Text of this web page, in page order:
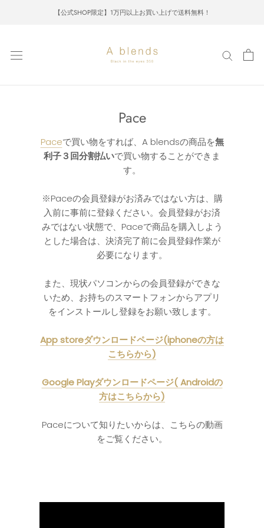
【公式SHOP限定】1万円以上お買い上げで送料無料！
Pace
Paceで買い物をすれば、A blendsの商品を無
利子３回分割払いで買い物することができま
す。
※Paceの会員登録がお済みではない方は、購
入前に事前に登録ください。会員登録がお済
みではない状態で、Paceで商品を購入しよう
とした場合は、決済完了前に会員登録作業が
必要になります。
また、現状パソコンからの会員登録ができな
いため、お持ちのスマートフォンからアプリ
をインストールし登録をお願い致します。
App storeダウンロードページ(iphoneの方は
こちらから)
Google Playダウンロードページ( Androidの
方はこちらから)
Paceについて知りたいからは、こちらの動画
をご覧ください。